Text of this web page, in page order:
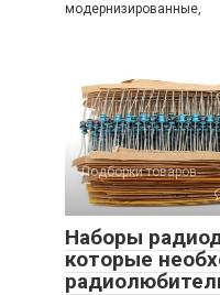
модернизированные,
Подборки товаров
Наборы
которые